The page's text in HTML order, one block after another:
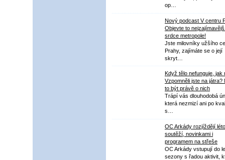
op…
Nový podcast V centru
Objevte to
srdce metropole!
Jste milovníky užšího
Prahy, zajímáte se o její
skryt…
Když tělo nefunguje, jak
Vzpomněli jste na játra?
to být právě o nich
Trápí vás dlouhodobá
která nezmizí ani po
s…
OC Arkády rozjíždějí léto
soutěží, novinkami i
programem na střeše
OC Arkády vstupují do
sezony s řadou aktivit,